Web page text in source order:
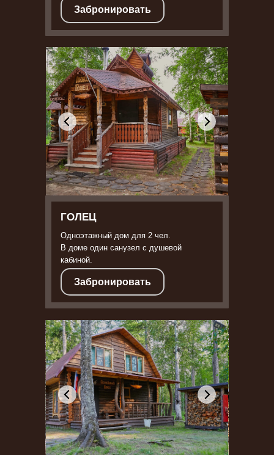
ГОЛЕЦ
Одноэтажный дом для 2 чел.
В доме один санузел с душевой
кабиной.
Забронировать
Забронировать